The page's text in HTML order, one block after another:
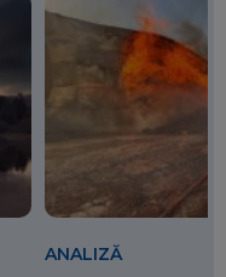
ANALIZĂ